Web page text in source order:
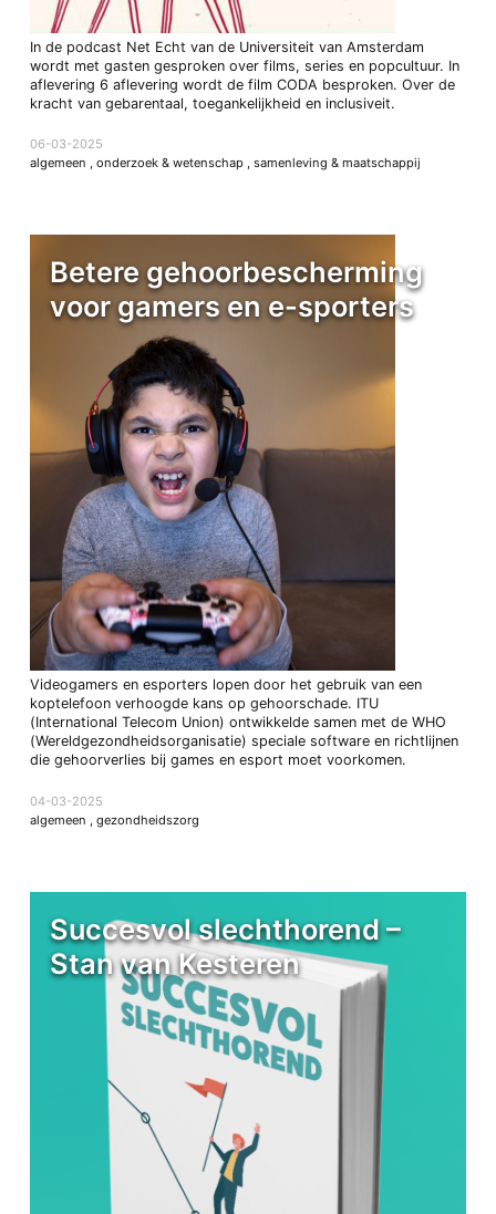
In de podcast Net Echt van de Universiteit van Amsterdam
wordt met gasten gesproken over films, series en popcultuur. In
aflevering 6 aflevering wordt de film CODA besproken. Over de
kracht van gebarentaal, toegankelijkheid en inclusiveit.
06-03-2025
algemeen , onderzoek & wetenschap , samenleving & maatschappij
Betere gehoorbescherming
voor gamers en e-sporters
Videogamers en esporters lopen door het gebruik van een
koptelefoon verhoogde kans op gehoorschade. ITU
(International Telecom Union) ontwikkelde samen met de WHO
(Wereldgezondheidsorganisatie) speciale software en richtlijnen
die gehoorverlies bij games en esport moet voorkomen.
04-03-2025
algemeen , gezondheidszorg
Succesvol slechthorend –
Stan van Kesteren